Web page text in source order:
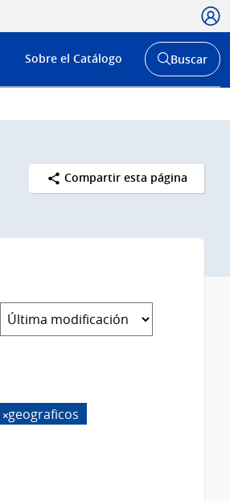
Menú
de
Sobre el Catálogo
Abrir
buscador
Buscar
Compartir esta página
geograficos